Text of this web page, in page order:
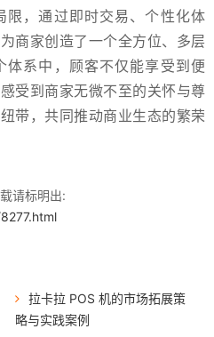
限，通过即时交易、个性化体
商家创造了一个全方位、多层
体系中，顾客不仅能享受到便
受到商家无微不至的关怀与尊
带，共同推动商业生态的繁荣
请标明出:
拉卡拉 POS 机的市场拓展策
略与实践案例